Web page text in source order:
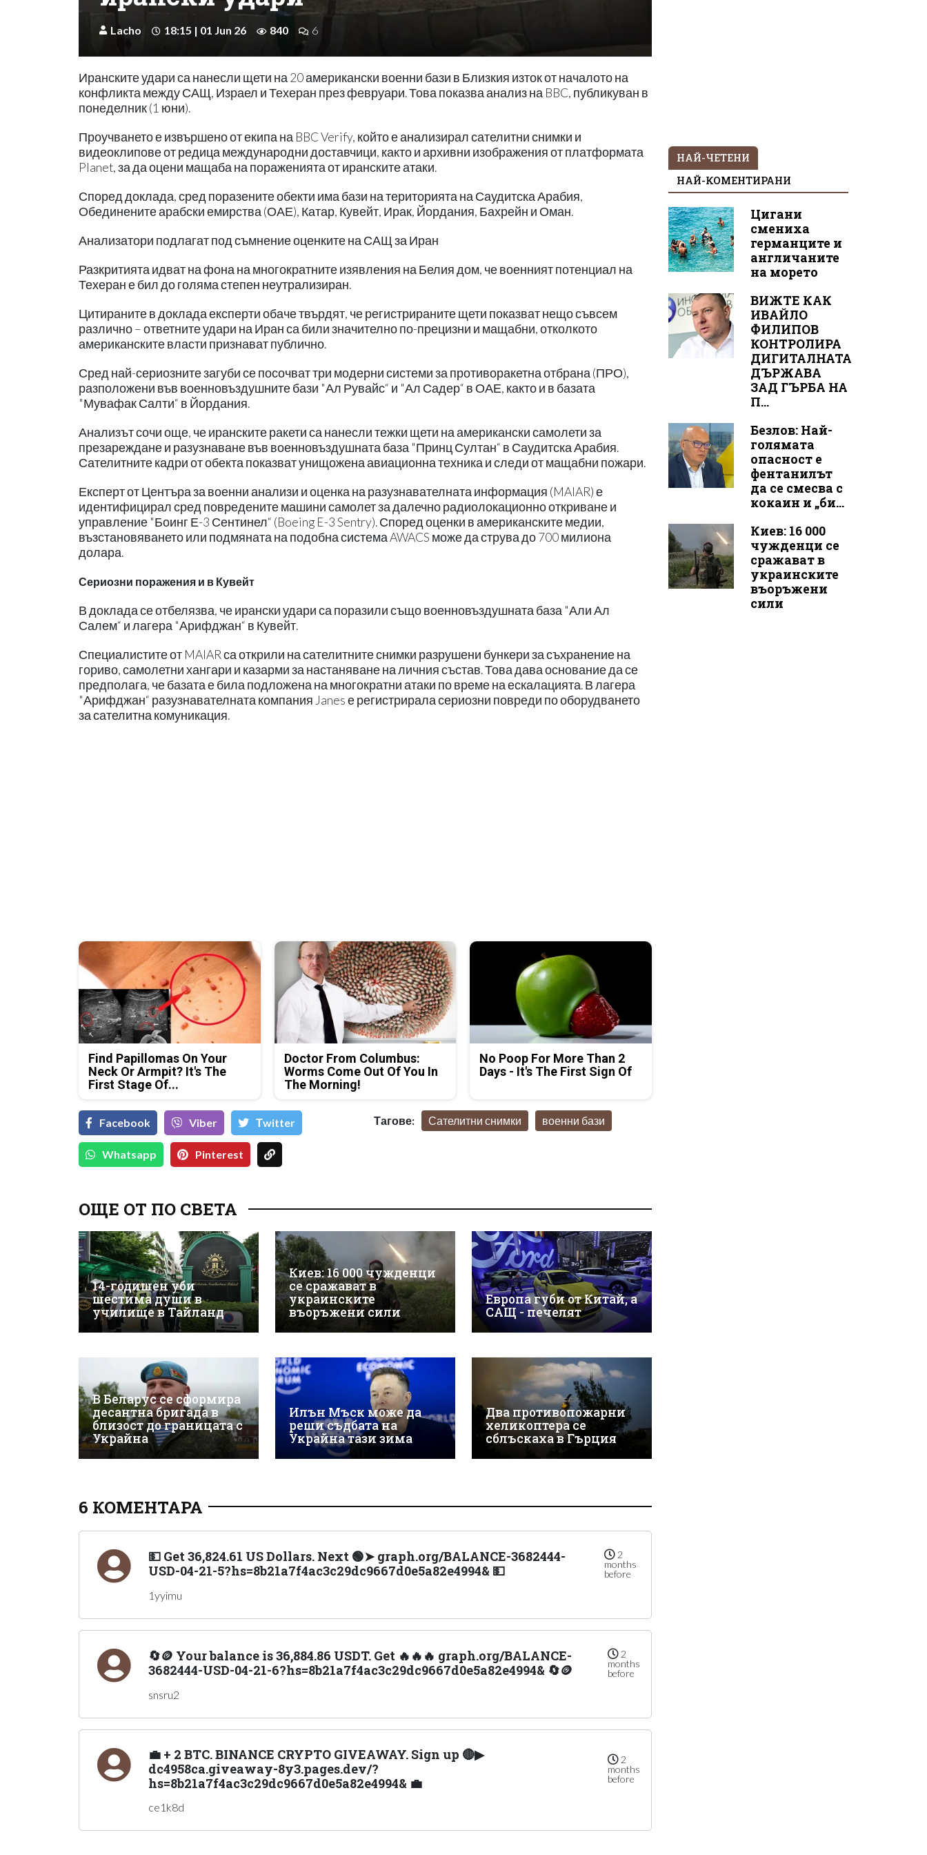
Lacho 18:15 | 01 Jun 26 840 6
Иранските удари са нанесли щети на 20 американски военни бази в Близкия изток от началото на
конфликта между САЩ, Израел и Техеран през февруари. Това показва анализ на BBC, публикуван в
понеделник (1 юни).
Проучването е извършено от екипа на BBC Verify, който е анализирал сателитни снимки и
видеоклипове от редица международни доставчици, както и архивни изображения от платформата
Planet, за да оцени мащаба на пораженията от иранските атаки.
Според доклада, сред поразените обекти има бази на територията на Саудитска Арабия,
Обединените арабски емирства (ОАЕ), Катар, Кувейт, Ирак, Йордания, Бахрейн и Оман.
Анализатори подлагат под съмнение оценките на САЩ за Иран
Разкритията идват на фона на многократните изявления на Белия дом, че военният потенциал на
Техеран е бил до голяма степен неутрализиран.
Цитираните в доклада експерти обаче твърдят, че регистрираните щети показват нещо съвсем
различно – ответните удари на Иран са били значително по-прецизни и мащабни, отколкото
американските власти признават публично.
Сред най-сериозните загуби се посочват три модерни системи за противоракетна отбрана (ПРО),
разположени във военновъздушните бази "Ал Рувайс“ и "Ал Садер“ в ОАЕ, както и в базата
"Мувафак Салти“ в Йордания.
Анализът сочи още, че иранските ракети са нанесли тежки щети на американски самолети за
презареждане и разузнаване във военновъздушната база "Принц Султан“ в Саудитска Арабия.
Сателитните кадри от обекта показват унищожена авиационна техника и следи от мащабни пожари.
Експерт от Центъра за военни анализи и оценка на разузнавателната информация (MAIAR) е
идентифицирал сред повредените машини самолет за далечно радиолокационно откриване и
управление "Боинг Е-3 Сентинел“ (Boeing E-3 Sentry). Според оценки в американските медии,
възстановяването или подмяната на подобна система AWACS може да струва до 700 милиона
долара.
Сериозни поражения и в Кувейт
В доклада се отбелязва, че ирански удари са поразили също военновъздушната база "Али Ал
Салем“ и лагера "Арифджан“ в Кувейт.
Специалистите от MAIAR са открили на сателитните снимки разрушени бункери за съхранение на
гориво, самолетни хангари и казарми за настаняване на личния състав. Това дава основание да се
предполага, че базата е била подложена на многократни атаки по време на ескалацията. В лагера
"Арифджан“ разузнавателната компания Janes е регистрирала сериозни повреди по оборудването
за сателитна комуникация.
Find Papillomas On Your
Neck Or Armpit? It's The
First Stage Of...
Doctor From Columbus:
Worms Come Out Of You In
The Morning!
No Poop For More Than 2
Days - It's The First Sign Of
Facebook Viber Тwitter
Whatsapp Pinterest
Тагове: Сателитни снимки военни бази
ОЩЕ ОТ ПО СВЕТА
14-годишен уби
шестима души в
училище в Тайланд
Киев: 16 000 чужденци
се сражават в
украинските
въоръжени сили
Европа губи от Китай, а
САЩ - печелят
В Беларус се сформира
десантна бригада в
близост до границата с
Украйна
Илън Мъск може да
реши съдбата на
Украйна тази зима
Два противопожарни
хеликоптера се
сблъскаха в Гърция
6 КОМЕНТАРА
💵 Get 36,824.61 US Dollars. Next 🟢➤ graph.org/BALANCE-3682444-
USD-04-21-5?hs=8b21a7f4ac3c29dc9667d0e5a82e4994& 💵
2
months
before
1yyimu
🔄🪙 Your balance is 36,884.86 USDT. Get 🔥🔥🔥 graph.org/BALANCE-
3682444-USD-04-21-6?hs=8b21a7f4ac3c29dc9667d0e5a82e4994& 🔄🪙
2
months
before
snsru2
💼 + 2 BTC. BINANCE CRYPTO GIVEAWAY. Sign up 🔴▶
dc4958ca.giveaway-8y3.pages.dev/?
hs=8b21a7f4ac3c29dc9667d0e5a82e4994& 💼
2
months
before
ce1k8d
НАЙ-ЧЕТЕНИ
НАЙ-КОМЕНТИРАНИ
Цигани
смениха
германците и
англичаните
на морето
ВИЖТЕ КАК
ИВАЙЛО
ФИЛИПОВ
КОНТРОЛИРА
ДИГИТАЛНАТА
ДЪРЖАВА
ЗАД ГЪРБА НА
П...
Безлов: Най-
голямата
опасност е
фентанилът
да се смесва с
кокаин и „би...
Киев: 16 000
чужденци се
сражават в
украинските
въоръжени
сили